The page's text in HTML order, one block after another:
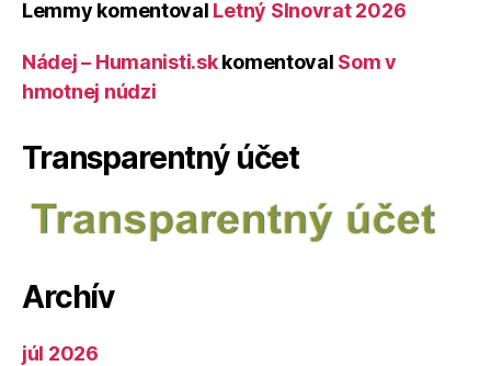
Lemmy komentoval Letný Slnovrat 2026
Nádej – Humanisti.skkomentoval Som v
hmotnej núdzi
Transparentný účet
Archív
júl 2026